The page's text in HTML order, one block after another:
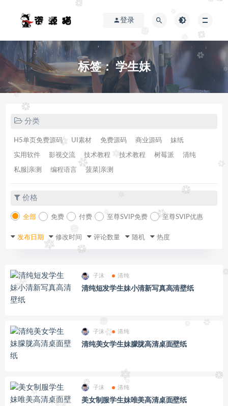
登录
标签：学生妹
分类
H5单页免费源码 UI素材 免费源码 商业源码 妹纸
实用软件 影视交流 技术教程 技术教程 树莓派 清纯
私服|亲测 编程语言 菠菜|亲测
价格
全部 免费 付费 至尊SVIP免费 至尊SVIP优惠
发布日期 修改时间 评论数量 随机 热度
子沫 清纯
清纯短发学生妹小清新写真高清壁纸
子沫 清纯
清纯美女学生妹朦胧高清桌面壁纸
子沫 清纯
美女制服学生妹唯美高清桌面壁纸